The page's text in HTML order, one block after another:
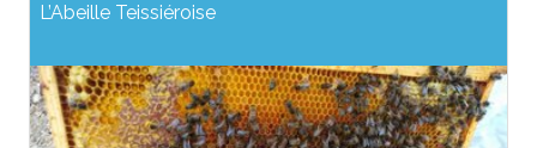
L’Abeille Teissiéroise